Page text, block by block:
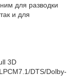
для разводки
и для
3D
DTS/Dolby-